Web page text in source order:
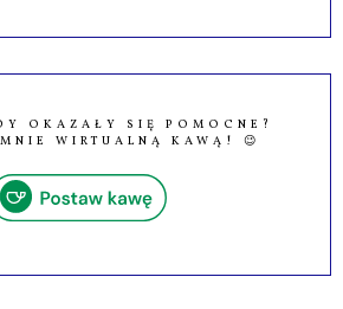
OKAZAŁY SIĘ POMOCNE?
WIRTUALNĄ KAWĄ! 😉